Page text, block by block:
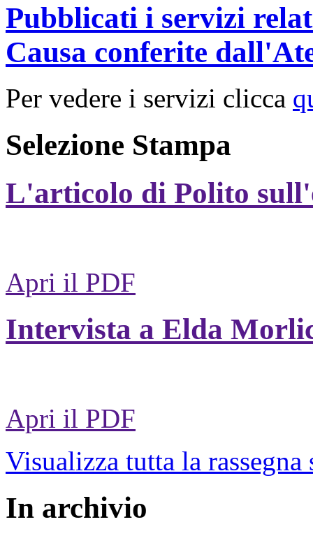
Pubblicati i servizi
Causa conferite
Per vedere i servizi clicca
Selezione Stampa
L'articolo di Polito
Apri il PDF
Intervista a Elda
Apri il PDF
Visualizza tutta la rassegna
In archivio